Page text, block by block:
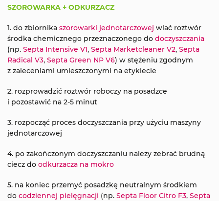
SZOROWARKA + ODKURZACZ
1. do zbiornika szorowarki jednotarczowej wlać roztwór
środka chemicznego przeznaczonego do doczyszczania
(np. Septa Intensive V1, Septa Marketcleaner V2, Septa
Radical V3, Septa Green NP V6) w stężeniu zgodnym
z zaleceniami umieszczonymi na etykiecie
2. rozprowadzić roztwór roboczy na posadzce
i pozostawić na 2-5 minut
3. rozpocząć proces doczyszczania przy użyciu maszyny
jednotarczowej
4. po zakończonym doczyszczaniu należy zebrać brudną
ciecz do odkurzacza na mokro
5. na koniec przemyć posadzkę neutralnym środkiem
do codziennej pielęgnacji (np. Septa Floor Citro F3, Septa